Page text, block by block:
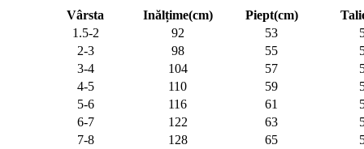
Vârsta Inălțime(cm) Piept(cm)
1.5-2
92 53
2-3
98 55
3-4
104 57
4-5
110 59
5-6
116 61
6-7
122 63
7-8
128 65